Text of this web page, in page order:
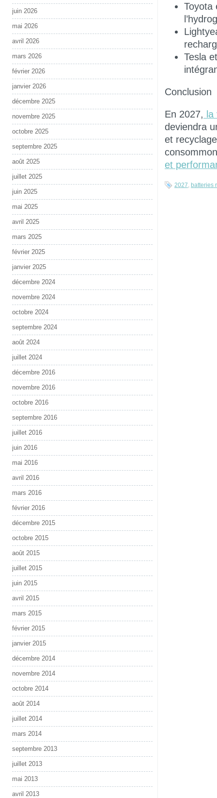
Toyota
Tesla
Conclusion
En 2027, la
deviendra
et
et
2027 batteries
juin 2026
mai 2026
avril 2026
mars 2026
février 2026
janvier 2026
décembre 2025
novembre 2025
octobre 2025
septembre 2025
août 2025
juillet 2025
juin 2025
mai 2025
avril 2025
mars 2025
février 2025
janvier 2025
décembre 2024
novembre 2024
octobre 2024
septembre 2024
août 2024
juillet 2024
décembre 2016
novembre 2016
octobre 2016
septembre 2016
juillet 2016
juin 2016
mai 2016
avril 2016
mars 2016
février 2016
décembre 2015
octobre 2015
août 2015
juillet 2015
juin 2015
avril 2015
mars 2015
février 2015
janvier 2015
décembre 2014
novembre 2014
octobre 2014
août 2014
juillet 2014
mars 2014
septembre 2013
juillet 2013
mai 2013
avril 2013